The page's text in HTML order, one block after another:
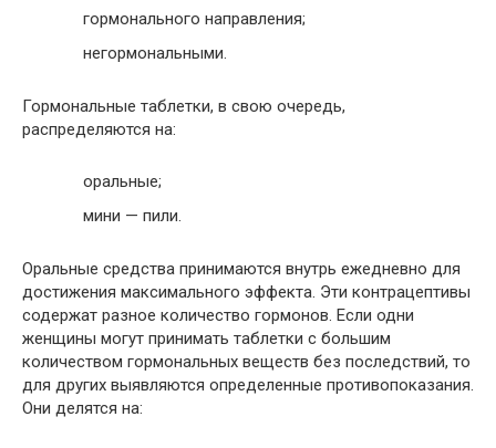
гормонального направления;
негормональными.
Гормональные таблетки, в свою очередь,
распределяются на:
оральные;
мини — пили.
Оральные средства принимаются внутрь ежедневно для
достижения максимального эффекта. Эти контрацептивы
содержат разное количество гормонов. Если одни
женщины могут принимать таблетки с большим
количеством гормональных веществ без последствий, то
для других выявляются определенные противопоказания.
Они делятся на: